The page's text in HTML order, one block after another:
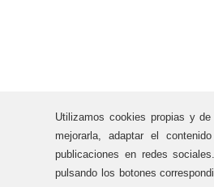
Utilizamos cookies propias y
mejorarla, adaptar el
publicaciones en redes
pulsando los botones